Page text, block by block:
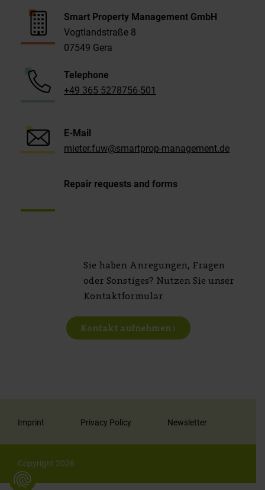
Smart Property Management GmbH
Vogtlandstraße 8
07549 Gera
Telephone
+49 365 5278756-501
E-Mail
mieter.fuw@smartprop-management.de
Repair requests and forms
Sie haben Anregungen, Fragen
oder Sonstiges? Nutzen Sie unser
Kontaktformular
Kontakt aufnehmen ›
Copyright 2026
Imprint Privacy Policy Newsletter